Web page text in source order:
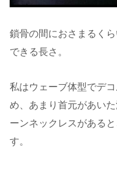
鎖骨の間におさまるく
できる長さ。
私はウェーブ体型でデ
め、あまり首元があい
ーンネックレスがある
す。